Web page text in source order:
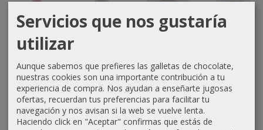
Loción
tónica
delicados
500ml...
11,30 €
13,30 €
Aceite de
almendras
1000ml...
28,58 €
32,58 €
Peeling
Anadia
27,07 €
31,07 €
Crema de
500ml
Anadia
17,09 €
Servicios que nos gustaría
utilizar
Aunque sabemos que prefieres las galletas de chocolate,
nuestras cookies son una importante contribución a tu
experiencia de compra. Nos ayudan a enseñarte jugosas
ofertas, recuerdan tus preferencias para facilitar tu
navegación y nos avisan si la web se vuelve lenta.
Haciendo click en "Aceptar" confirmas que estás de